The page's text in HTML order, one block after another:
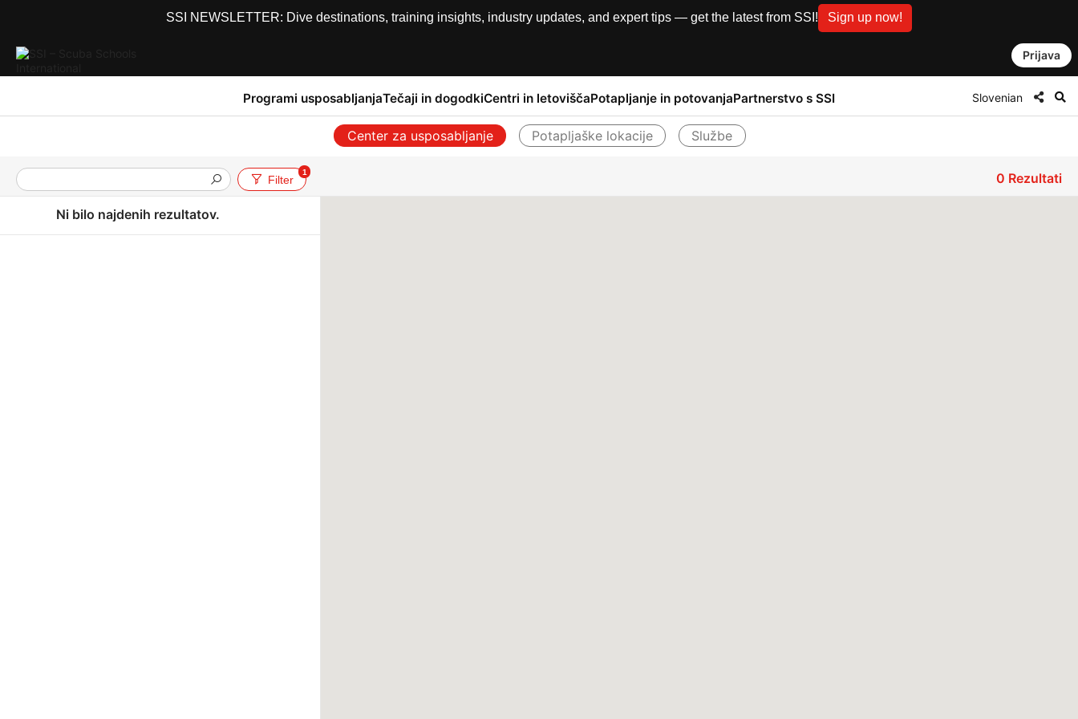
SSI NEWSLETTER: Dive destinations, training insights, industry updates, and expert tips — get the latest from SSI! Sign up now!
Prijava
Programi usposabljanjaTečaji in dogodkiCentri in letoviščaPotapljanje in potovanjaPartnerstvo s SSI Slovenian
Center za usposabljanje Potapljaške lokacije Službe
Filter
1 0 Rezultati
Ni bilo najdenih rezultatov.